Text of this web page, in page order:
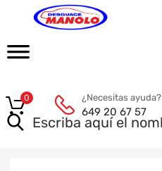
¿Necesitas ayuda?
649 20 67 57
0